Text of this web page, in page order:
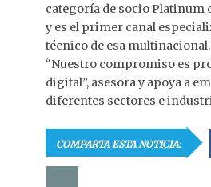
categoría de socio Platinum
y es el primer canal
técnico de esa multinacional.
“Nuestro compromiso es
digital”, asesora y apoya a
diferentes sectores e
COMPARTA ESTA NOTICIA: